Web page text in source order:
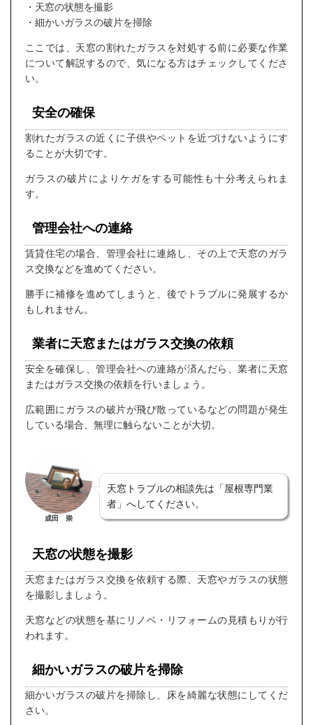
・天窓の状態を撮影
・細かいガラスの破片を掃除
ここでは、天窓の割れたガラスを対処する前に必要な作業
について解説するので、気になる方はチェックしてくださ
い。
安全の確保
割れたガラスの近くに子供やペットを近づけないようにす
ることが大切です。
ガラスの破片によりケガをする可能性も十分考えられま
す。
管理会社への連絡
賃貸住宅の場合、管理会社に連絡し、その上で天窓のガラ
ス交換などを進めてください。
勝手に補修を進めてしまうと、後でトラブルに発展するか
もしれません。
業者に天窓またはガラス交換の依頼
安全を確保し、管理会社への連絡が済んだら、業者に天窓
またはガラス交換の依頼を行いましょう。
広範囲にガラスの破片が飛び散っているなどの問題が発生
している場合、無理に触らないことが大切。
成田 崇
天窓トラブルの相談先は「屋根専門業
者」へしてください。
天窓の状態を撮影
天窓またはガラス交換を依頼する際、天窓やガラスの状態
を撮影しましょう。
天窓などの状態を基にリノベ・リフォームの見積もりが行
われます。
細かいガラスの破片を掃除
細かいガラスの破片を掃除し、床を綺麗な状態にしてくだ
さい。